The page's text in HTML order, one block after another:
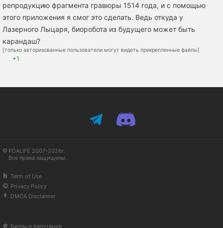
репродукцию фрагмента гравюры 1514 года, и с помощью
этого приложения я смог это сделать. Ведь откуда у
Лазерного Лыцаря, биоробота из будущего может быть
карандаш?
[только авторизованные пользователи могут видеть прикрепленные файлы]
+1
PDALIFE 2007-2026г.
Все права защищены.
Term of Use
Privacy Policy
DMCA Disclaimer
Баллы и репутация